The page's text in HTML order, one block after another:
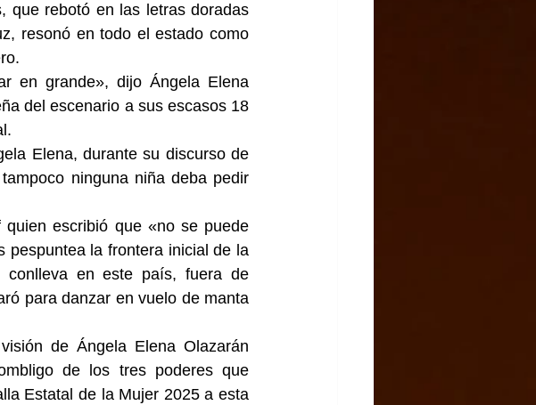
que rebotó en las letras doradas
resonó en todo el estado como
en grande», dijo Ángela Elena
del escenario a sus escasos 18
Elena, durante su discurso de
ninguna niña deba pedir
escribió que «no se puede
pespuntea la frontera inicial de la
conlleva en este país, fuera de
para danzar en vuelo de manta
de Ángela Elena Olazarán
de los tres poderes que
Estatal de la Mujer 2025 a esta